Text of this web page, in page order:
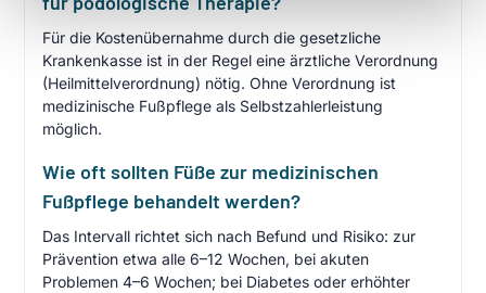
Für die Kostenübernahme durch die gesetzliche
Krankenkasse ist in der Regel eine ärztliche Verordnung
(Heilmittelverordnung) nötig. Ohne Verordnung ist
medizinische Fußpflege als Selbstzahlerleistung
möglich.
Wie oft sollten Füße zur medizinischen
Fußpflege behandelt werden?
Das Intervall richtet sich nach Befund und Risiko: zur
Prävention etwa alle 6–12 Wochen, bei akuten
Problemen 4–6 Wochen; bei Diabetes oder erhöhter